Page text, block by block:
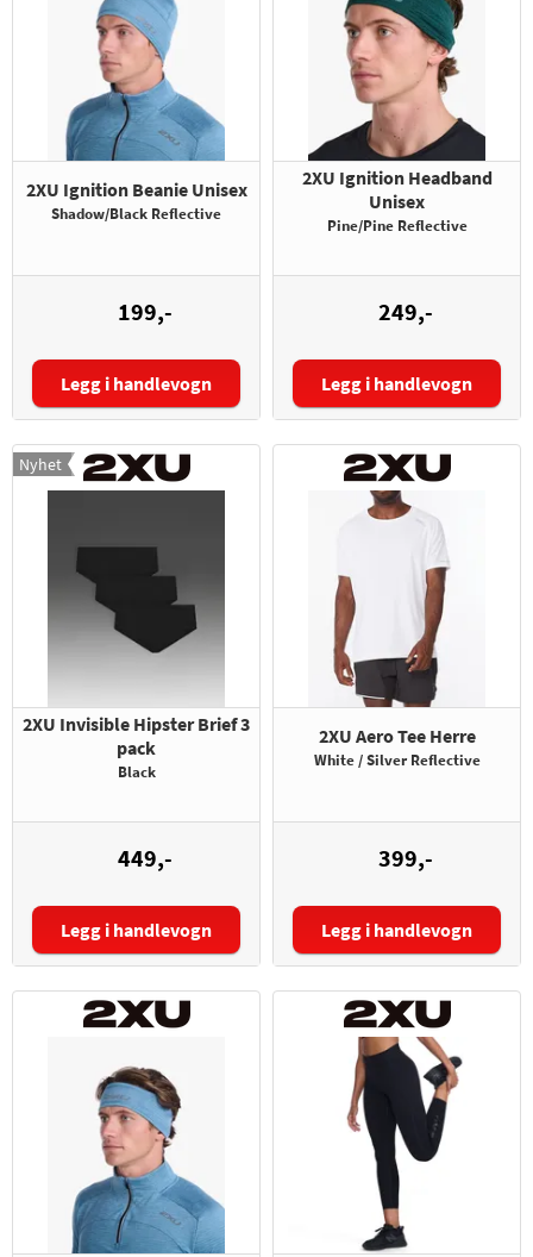
2XU Ignition Beanie Unisex
Shadow/Black Reflective
199,-
Legg i handlevogn
2XU Ignition Headband
Unisex
Pine/Pine Reflective
249,-
Legg i handlevogn
Nyhet
2XU Invisible Hipster Brief 3
pack
Black
449,-
Størrelse:
Legg i handlevogn
2XU Aero Tee Herre
White / Silver Reflective
399,-
Størrelse:
Legg i handlevogn